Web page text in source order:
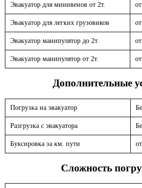
Эвакуатор для минивенов от 2т.
Эвакуатор для легких грузовиков
Эвакуатор манипулятор до 2т.
Эвакуатор манипулятор от 2т.
Дополнительные
Погрузка на эвакуатор
Разгрузка с эвакуатора
Буксировка за км. пути
Сложность